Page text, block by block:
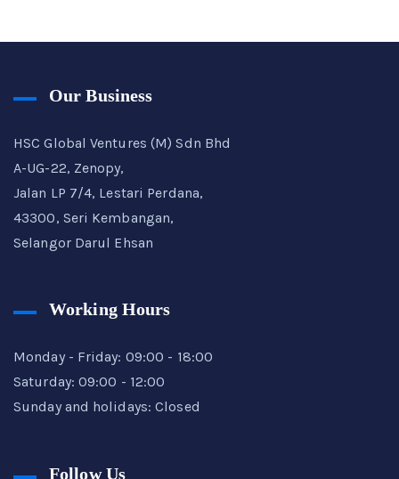
Our Business
HSC Global Ventures (M) Sdn Bhd
A-UG-22, Zenopy,
Jalan LP 7/4, Lestari Perdana,
43300, Seri Kembangan,
Selangor Darul Ehsan
Working Hours
Monday - Friday: 09:00 - 18:00
Saturday: 09:00 - 12:00
Sunday and holidays: Closed
Follow Us